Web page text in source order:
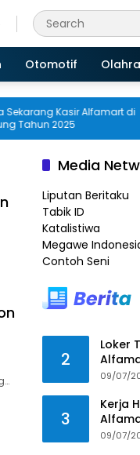
Otomotif
Kasir Alfamart di
2025
Media
Liputan Beritaku
Tabik ID
Katalistiwa
Megawe
Contoh Seni
2
Loker
09/07/
3
Kerja
09/07/